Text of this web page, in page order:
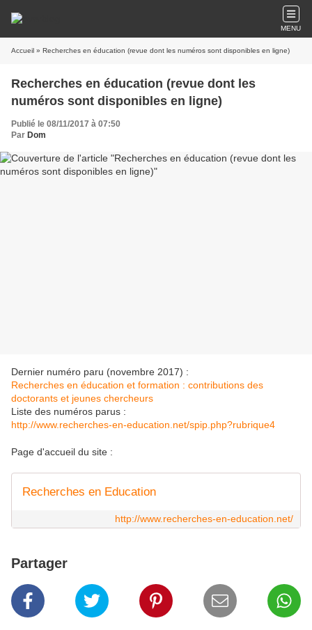
MENU
Accueil » Recherches en éducation (revue dont les numéros sont disponibles en ligne)
Recherches en éducation (revue dont les
numéros sont disponibles en ligne)
Publié le 08/11/2017 à 07:50
Par Dom
Dernier numéro paru (novembre 2017) :
Recherches en éducation et formation : contributions des
doctorants et jeunes chercheurs
Liste des numéros parus :
http://www.recherches-en-education.net/spip.php?rubrique4
Page d'accueil du site :
Recherches en Education
http://www.recherches-en-education.net/
Partager